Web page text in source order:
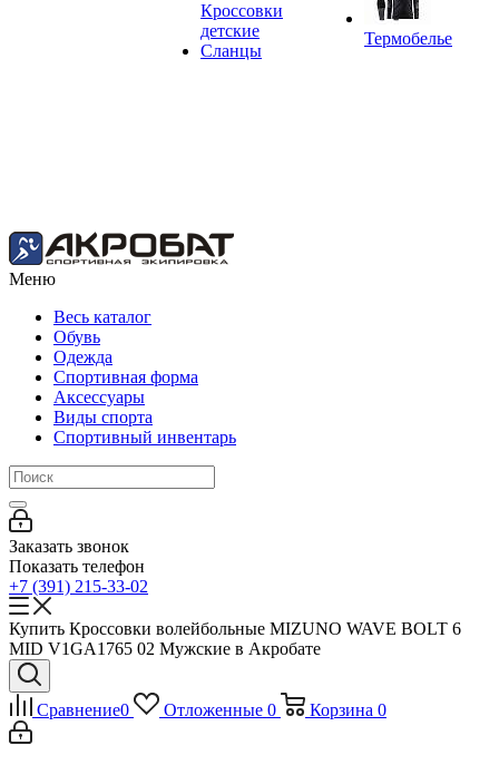
Кроссовки
детские
Сланцы
Термобелье
Меню
Весь каталог
Обувь
Одежда
Спортивная форма
Аксессуары
Виды спорта
Спортивный инвентарь
Заказать звонок
Показать телефон
+7 (391) 215-33-02
Купить Кроссовки волейбольные MIZUNO WAVE BOLT 6
MID V1GA1765 02 Мужские в Акробате
Сравнение0 Отложенные 0 Корзина 0